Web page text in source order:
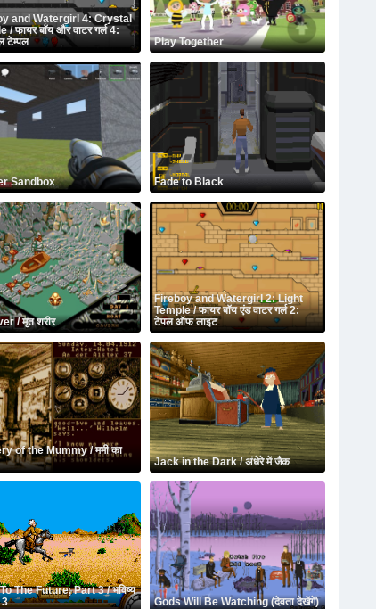
and Watergirl 4: Crystal
/ फायर बॉय और वाटर गर्ल 4:
टेम्पल
Play Together
Sandbox Fade to Black
/ मृत शरीर
Fireboy and Watergirl 2: Light
Temple / फायर बॉय एंड वाटर गर्ल 2:
टेंपल ऑफ लाइट
of the Mummy / ममी का
Jack in the Dark / अंधेरे में जैक
The Future, Part 3 / भविष्य
3
Gods Will Be Watching (देवता देखेंगे)